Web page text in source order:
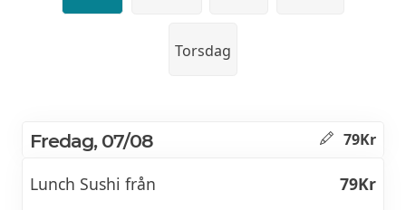
Torsdag
Fredag, 07/08 79Kr
Lunch Sushi från
79Kr